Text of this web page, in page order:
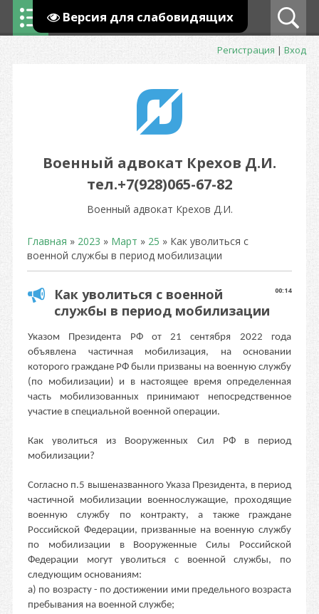
Версия для слабовидящих
Регистрация|Вход
Военный адвокат Крехов Д.И.
тел.+7(928)065-67-82
Военный адвокат Крехов Д.И.
Главная » 2023 » Март » 25 » Как уволиться с
военной службы в период мобилизации
00:14
Как уволиться с военной
службы в период мобилизации
Указом Президента РФ от 21 сентября 2022 года
объявлена частичная мобилизация, на основании
которого граждане РФ были призваны на военную службу
(по мобилизации) и в настоящее время определенная
часть мобилизованных принимают непосредственное
участие в специальной военной операции.
Как уволиться из Вооруженных Сил РФ в период
мобилизации?
Согласно п.5 вышеназванного Указа Президента, в период
частичной мобилизации военнослужащие, проходящие
военную службу по контракту, а также граждане
Российской Федерации, призванные на военную службу
по мобилизации в Вооруженные Силы Российской
Федерации могут уволиться с военной службы, по
следующим основаниям:
а) по возрасту - по достижении ими предельного возраста
пребывания на военной службе;